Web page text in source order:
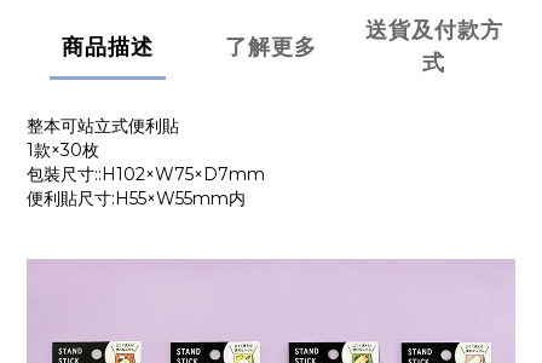
商品描述 了解更多
送貨及付款方
式
整本可站立式便利貼
1款×30枚
包裝尺寸::H102×W75×D7mm
便利貼尺寸:H55×W55mm内